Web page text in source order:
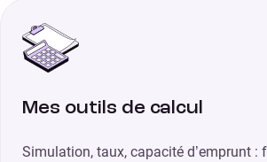
Mes outils de calcul
Simulation, taux, capacité d’emprunt :